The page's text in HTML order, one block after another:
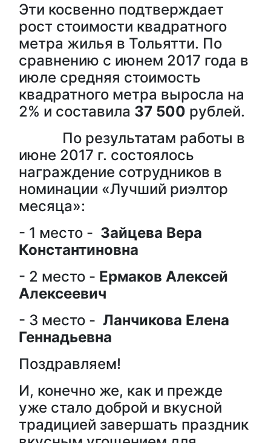
Эти косвенно подтверждает
рост стоимости квадратного
метра жилья в Тольятти. По
сравнению с июнем 2017 года в
июле средняя стоимость
квадратного метра выросла на
2% и составила 37 500 рублей.
По результатам работы в
июне 2017 г. состоялось
награждение сотрудников в
номинации «Лучший риэлтор
месяца»:
- 1 место - Зайцева Вера
Константиновна
- 2 место - Ермаков Алексей
Алексеевич
- 3 место - Ланчикова Елена
Геннадьевна
Поздравляем!
И, конечно же, как и прежде
уже стало доброй и вкусной
традицией завершать праздник